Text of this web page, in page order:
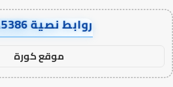
روابط نصية AA5386
موقع كورة